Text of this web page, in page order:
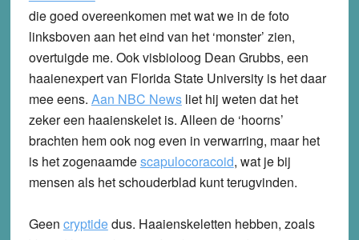
die goed overeenkomen met wat we in de foto
linksboven aan het eind van het ‘monster’ zien,
overtuigde me. Ook visbioloog Dean Grubbs, een
haaienexpert van Florida State University is het daar
mee eens. Aan NBC Newsliet hij weten dat het
zeker een haaienskelet is. Alleen de ‘hoorns’
brachten hem ook nog even in verwarring, maar het
is het zogenaamdescapulocoracoid, wat je bij
mensen als het schouderblad kunt terugvinden.
Geen cryptidedus. Haaienskeletten hebben, zoals